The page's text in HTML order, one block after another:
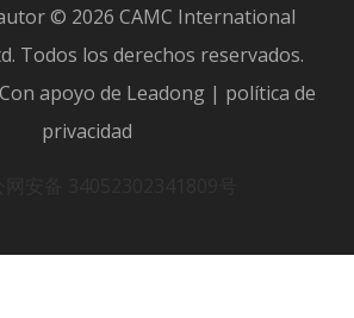
© 2026 CAMC International
Todos los derechos reservados.
apoyo de Leadong| política de
privacidad